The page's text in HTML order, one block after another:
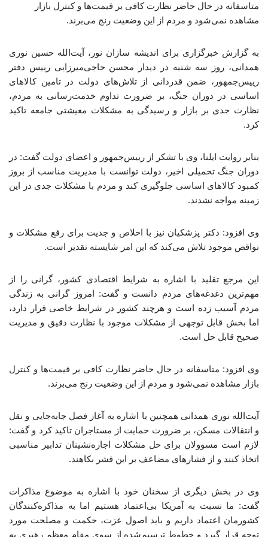
متاسفانه در حال حاضر نظارت کافی بر قیمت‌ها و کنترل بازار
مشاهده نمی‌شود و مردم از این وضعیت رنج می‌برند.
به گزارش خبرگزاری برای اندیشه سازان نور، آیت‌الله حسین نوری
همدانی، روز سه شنبه در دیدار محسن حاجی‌میرزایی رییس دفتر
رییس‌جمهور، ضمن قدردانی از تلاش‌های دولت در تامین کالاهای
اساسی در دوران جنگ، بر ضرورت تداوم خدمت‌رسانی به مردم،
نظارت جدی بر بازار و رسیدگی به مشکلات معیشتی جامعه تاکید
کرد.
بنابر روایت ایلنا، وی با تشکر از رییس‌جمهور و اعضای دولت گفت: در
دوران جنگ تحمیلی اخیر، دولت توانست با مدیریت مناسب از بروز
کمبود کالاهای اساسی جلوگیری کند و مردم با مشکلات جدی در این
زمینه مواجه نشدند.
وی افزود: دکتر پزشکیان نیز با اخلاص و جدیت برای رفع مشکلات و
نواقص موجود تلاش می‌کند که این امر شایسته تقدیر است.
این مرجع تقلید با اشاره به شرایط اقتصادی کشور، گرانی را از
مهم‌ترین دغدغه‌های مردم دانست و گفت: امروز گرانی به زندگی
مردم آسیب زده است و هرچند کشور در شرایط خاصی قرار دارد،
اما بخش قابل توجهی از مشکلات موجود با نظارت دقیق و مدیریت
صحیح قابل حل است.
وی افزود: متاسفانه در حال حاضر نظارت کافی بر قیمت‌ها و کنترل
بازار مشاهده نمی‌شود و مردم از این وضعیت رنج می‌برند.
آیت‌الله نوری همدانی همچنین با اشاره به آغاز فصل جابه‌جایی و نقل
و انتقالات مسکن، بر ضرورت حمایت از مستاجران تاکید کرد و گفت:
لازم است مسوولان برای حل مشکلات اجاره‌نشینان تدابیر مناسبی
اتخاذ کنند و از فشارهای مضاعف بر این قشر بکاهند.
وی در بخش دیگری از سخنان خود با اشاره به موضوع مذاکرات
گفت: ما نسبت به آمریکا بی‌اعتماد هستیم اما به مذاکره‌کنندگان
کشورمان اعتماد داریم و باید اصول عزت، حکمت و مصلحت مورد
توجه قرار گیرد و خطوط ترسیم‌شده از سوی مقام معظم رهبری به